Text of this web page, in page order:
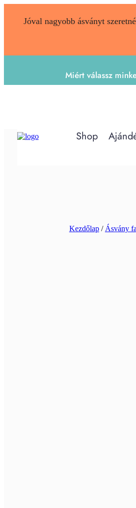
Jóval nagyobb ásványt
Miért válassz
Shop
Kezdőlap/ Ásvány